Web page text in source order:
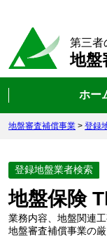
第三者
地盤
ホー
地盤審査補償事業 > 登録
登録地盤業者検索
地盤保険
業務内容、地盤関連
地盤審査補償事業の